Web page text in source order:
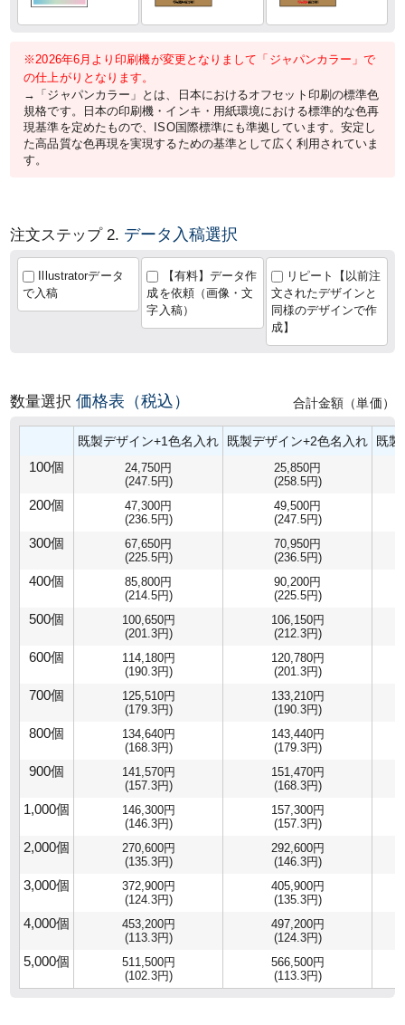
※2026年6月より印刷機が変更となりまして「ジャパンカラー」で
の仕上がりとなります。
→「ジャパンカラー」とは、日本におけるオフセット印刷の標準色
規格です。日本の印刷機・インキ・用紙環境における標準的な色再
現基準を定めたもので、ISO国際標準にも準拠しています。安定し
た高品質な色再現を実現するための基準として広く利用されていま
す。
注文ステップ 2. データ入稿選択
Illustratorデータ
で入稿
【有料】データ作
成を依頼（画像・文
字入稿）
リピート【以前注
文されたデザインと
同様のデザインで作
成】
数量選択価格表（税込） 合計金額（単価）
既製デザイン+1色名入れ 既製デザイン+2色名入れ 既製
100個
24,750円
(247.5円)
25,850円
(258.5円)
200個
47,300円
(236.5円)
49,500円
(247.5円)
300個
67,650円
(225.5円)
70,950円
(236.5円)
400個
85,800円
(214.5円)
90,200円
(225.5円)
500個
100,650円
(201.3円)
106,150円
(212.3円)
600個
114,180円
(190.3円)
120,780円
(201.3円)
700個
125,510円
(179.3円)
133,210円
(190.3円)
800個
134,640円
(168.3円)
143,440円
(179.3円)
900個
141,570円
(157.3円)
151,470円
(168.3円)
1,000個
146,300円
(146.3円)
157,300円
(157.3円)
2,000個
270,600円
(135.3円)
292,600円
(146.3円)
3,000個
372,900円
(124.3円)
405,900円
(135.3円)
4,000個
453,200円
(113.3円)
497,200円
(124.3円)
5,000個
511,500円
(102.3円)
566,500円
(113.3円)